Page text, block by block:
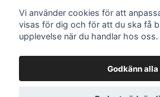
Sociala medier
Vi använder cookies för att
visas för dig och för att du ska få
upplevelse när du handlar hos oss.
Godkänn alla